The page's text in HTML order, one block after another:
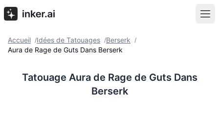
Accueil /Idées de Tatouages /Berserk /
Aura de Rage de Guts Dans Berserk
Tatouage Aura de Rage de Guts Dans
Berserk